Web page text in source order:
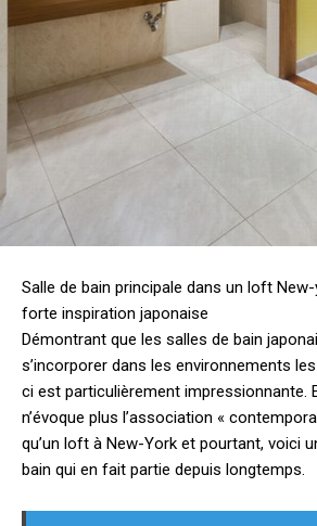
Salle de bain principale dans un loft
forte inspiration japonaise
Démontrant que les salles de bain
s’incorporer dans les environnements
ci est particulièrement impressionnante.
n’évoque plus l’association «
qu’un loft à New-York et pourtant, voici
bain qui en fait partie depuis longtemps.